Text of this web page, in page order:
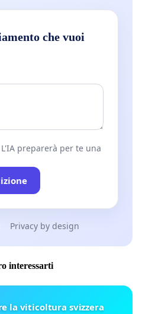
che vuoi
preparerà per te una
Privacy by design
interessarti
la viticoltura svizzera